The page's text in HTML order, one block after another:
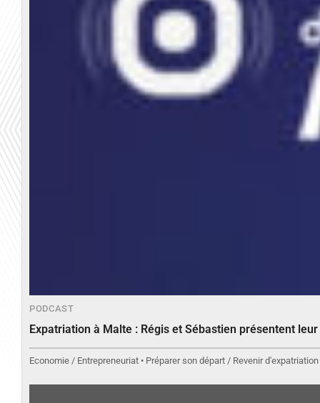
PODCAST
Expatriation à Malte : Régis et Sébastien présentent
Economie / Entrepreneuriat • Préparer son départ / Revenir d'expatriation